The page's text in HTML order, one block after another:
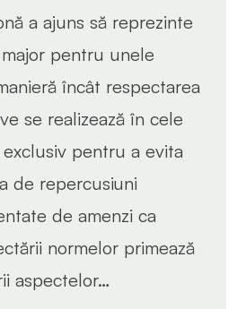
a ajuns să reprezinte
pentru unele
încât respectarea
se realizează în cele
pentru a evita
de repercusiuni
de amenzi ca
normelor primează
aspectelor…